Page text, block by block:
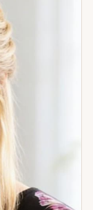
себя —